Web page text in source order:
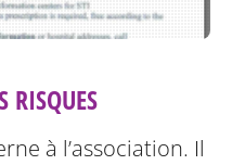
RISQUES
à l’association. Il